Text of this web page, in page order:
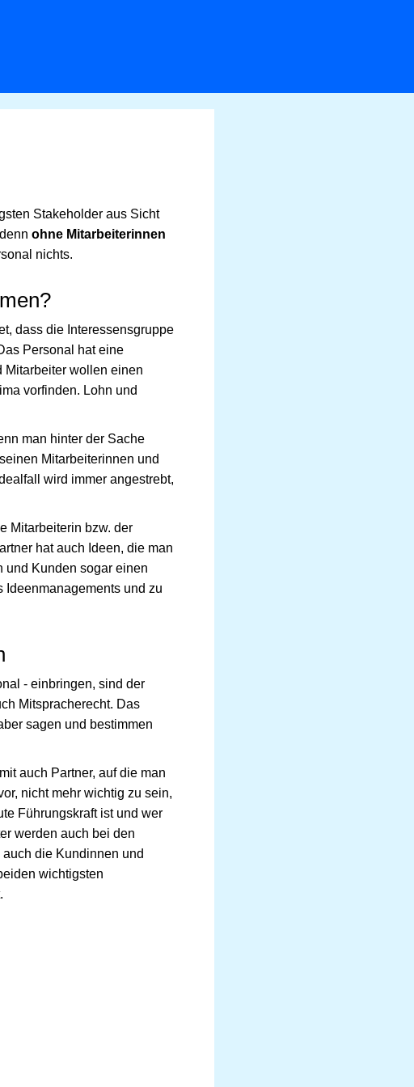
Stakeholder aus Sicht
ohne Mitarbeiterinnen
nichts.
dass die Interessensgruppe
Personal hat eine
Mitarbeiter wollen einen
vorfinden. Lohn und
man hinter der Sache
Mitarbeiterinnen und
wird immer angestrebt,
Mitarbeiterin bzw. der
hat auch Ideen, die man
und Kunden sogar einen
und zu
- einbringen, sind der
Mitspracherecht. Das
sagen und bestimmen
auch Partner, auf die man
nicht mehr wichtig zu sein,
Führungskraft ist und wer
werden auch bei den
die Kundinnen und
wichtigsten